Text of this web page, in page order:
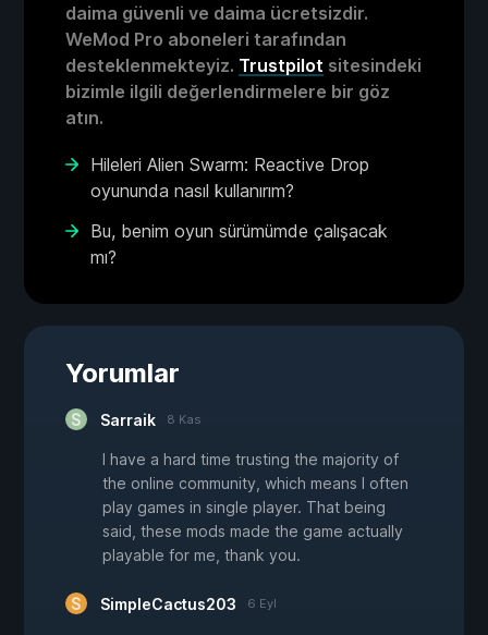
daima güvenli ve daima ücretsizdir.
WeMod Pro aboneleri tarafından
desteklenmekteyiz. Trustpilot sitesindeki
bizimle ilgili değerlendirmelere bir göz
atın.
Hileleri Alien Swarm: Reactive Drop
oyununda nasıl kullanırım?
Bu, benim oyun sürümümde çalışacak
mı?
Yorumlar
Sarraik 8 Kas
I have a hard time trusting the majority of
the online community, which means I often
play games in single player. That being
said, these mods made the game actually
playable for me, thank you.
SimpleCactus203 6 Eyl